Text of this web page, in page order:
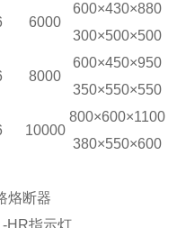
6000
600×430×880
300×500×500
8000
600×450×950
350×550×550
10000
800×600×1100
380×550×600
烙断器
指示灯